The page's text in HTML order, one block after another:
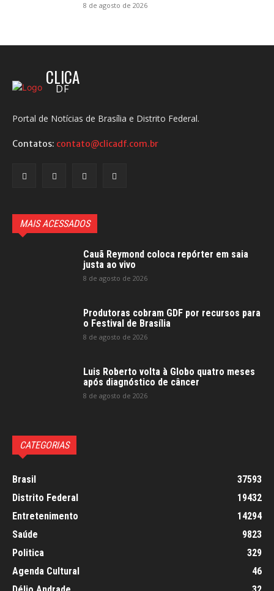
8 de agosto de 2026
CLICA
DF
Portal de Notícias de Brasília e Distrito Federal.
Contatos: contato@clicadf.com.br
MAIS ACESSADOS
Cauã Reymond coloca repórter em saia
justa ao vivo
8 de agosto de 2026
Produtoras cobram GDF por recursos para
o Festival de Brasília
8 de agosto de 2026
Luis Roberto volta à Globo quatro meses
após diagnóstico de câncer
8 de agosto de 2026
CATEGORIAS
Brasil
37593
Distrito Federal
19432
Entretenimento
14294
Saúde
9823
Politica
329
Agenda Cultural
46